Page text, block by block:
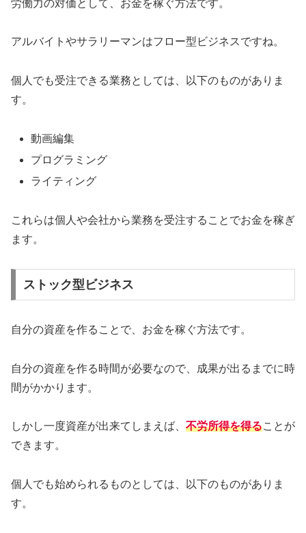
労働力の対価として、お金を稼ぐ方法です。
アルバイトやサラリーマンはフロー型ビジネスですね。
個人でも受注できる業務としては、以下のものがありま
す。
動画編集
プログラミング
ライティング
これらは個人や会社から業務を受注することでお金を稼ぎ
ます。
ストック型ビジネス
自分の資産を作ることで、お金を稼ぐ方法です。
自分の資産を作る時間が必要なので、成果が出るまでに時
間がかかります。
しかし一度資産が出来てしまえば、 不労所得を得ることが
できます。
個人でも始められるものとしては、以下のものがありま
す。